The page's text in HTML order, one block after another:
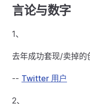
言论与数字
1、
去年成功套现/卖掉的
-- Twitter 用户
2、